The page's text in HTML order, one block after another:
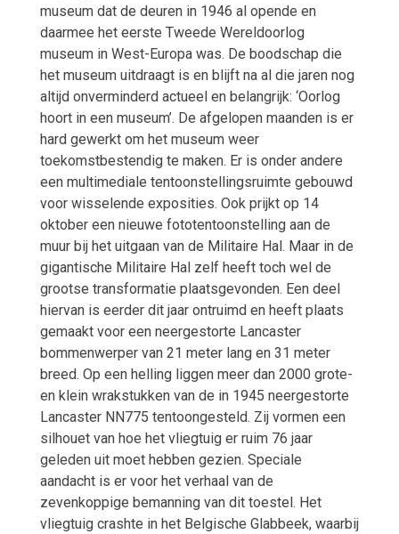
museum dat de deuren in 1946 al opende en
daarmee het eerste Tweede Wereldoorlog
museum in West-Europa was. De boodschap die
het museum uitdraagt is en blijft na al die jaren nog
altijd onverminderd actueel en belangrijk: ‘Oorlog
hoort in een museum’. De afgelopen maanden is er
hard gewerkt om het museum weer
toekomstbestendig te maken. Er is onder andere
een multimediale tentoonstellingsruimte gebouwd
voor wisselende exposities. Ook prijkt op 14
oktober een nieuwe fototentoonstelling aan de
muur bij het uitgaan van de Militaire Hal. Maar in de
gigantische Militaire Hal zelf heeft toch wel de
grootse transformatie plaatsgevonden. Een deel
hiervan is eerder dit jaar ontruimd en heeft plaats
gemaakt voor een neergestorte Lancaster
bommenwerper van 21 meter lang en 31 meter
breed. Op een helling liggen meer dan 2000 grote-
en klein wrakstukken van de in 1945 neergestorte
Lancaster NN775 tentoongesteld. Zij vormen een
silhouet van hoe het vliegtuig er ruim 76 jaar
geleden uit moet hebben gezien. Speciale
aandacht is er voor het verhaal van de
zevenkoppige bemanning van dit toestel. Het
vliegtuig crashte in het Belgische Glabbeek, waarbij